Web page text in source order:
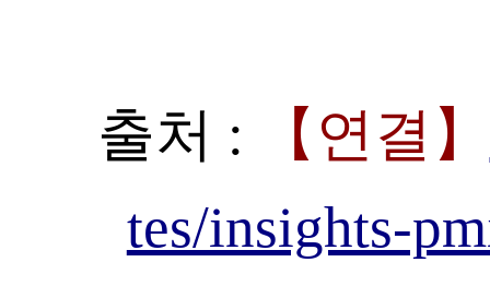
출처 : 【연결】
tes/insights-